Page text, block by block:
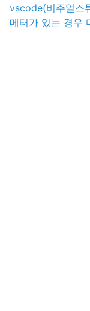
vscode(비주얼스
메터가 있는 경우